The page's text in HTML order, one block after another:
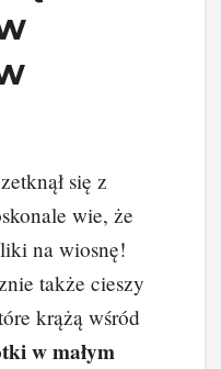
się z
wie, że
na wiosnę!
także cieszy
krążą wśród
w małym